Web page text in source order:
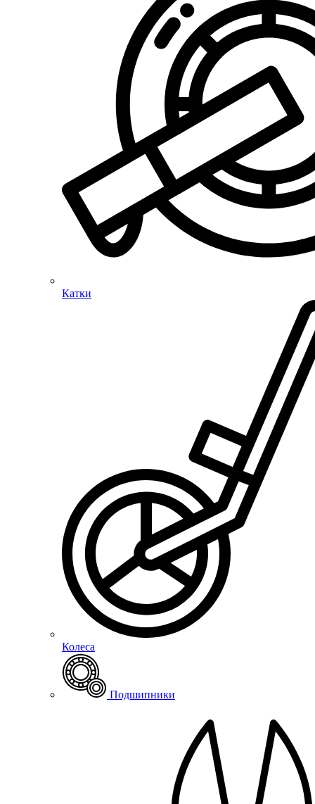
Катки
Колеса
Подшипники